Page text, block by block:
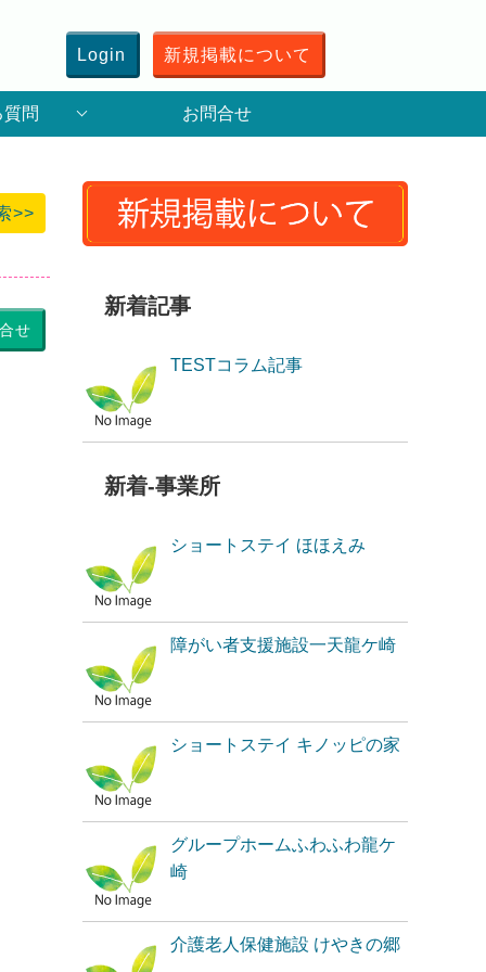
Login 新規掲載について
問 お問合せ
>>
せ
新着記事
TESTコラム記事
新着-事業所
ショートステイ ほほえみ
障がい者支援施設一天龍ケ崎
ショートステイ キノッピの家
グループホームふわふわ龍ケ
崎
介護老人保健施設 けやきの郷